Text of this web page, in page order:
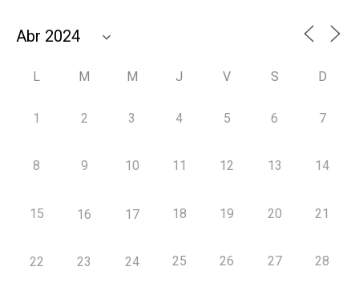
L M M J V S D
1 2 3 4 5 6 7
8 9 10 11 12 13 14
15 16 17 18 19 20 21
22 23 24 25 26 27 28